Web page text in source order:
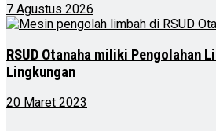
7 Agustus 2026
RSUD Otanaha miliki Pengolahan
Lingkungan
20 Maret 2023